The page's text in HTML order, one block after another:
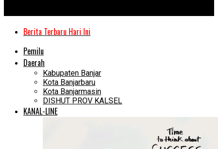
Berita Terbaru Hari Ini
Pemilu
Daerah
Kabupaten Banjar
Kota Banjarbaru
Kota Banjarmasin
DISHUT PROV KALSEL
KANAL-LINE